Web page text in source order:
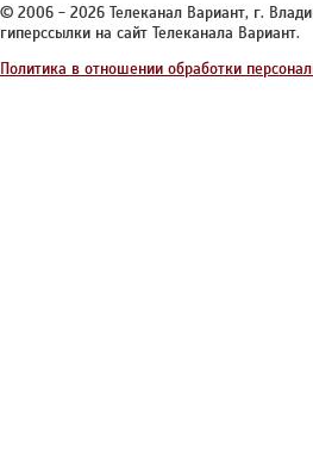
© 2006 - 2026 Телеканал Вариант, г.
гиперссылки на сайт Телеканала Вариант.
Политика в отношении обработки